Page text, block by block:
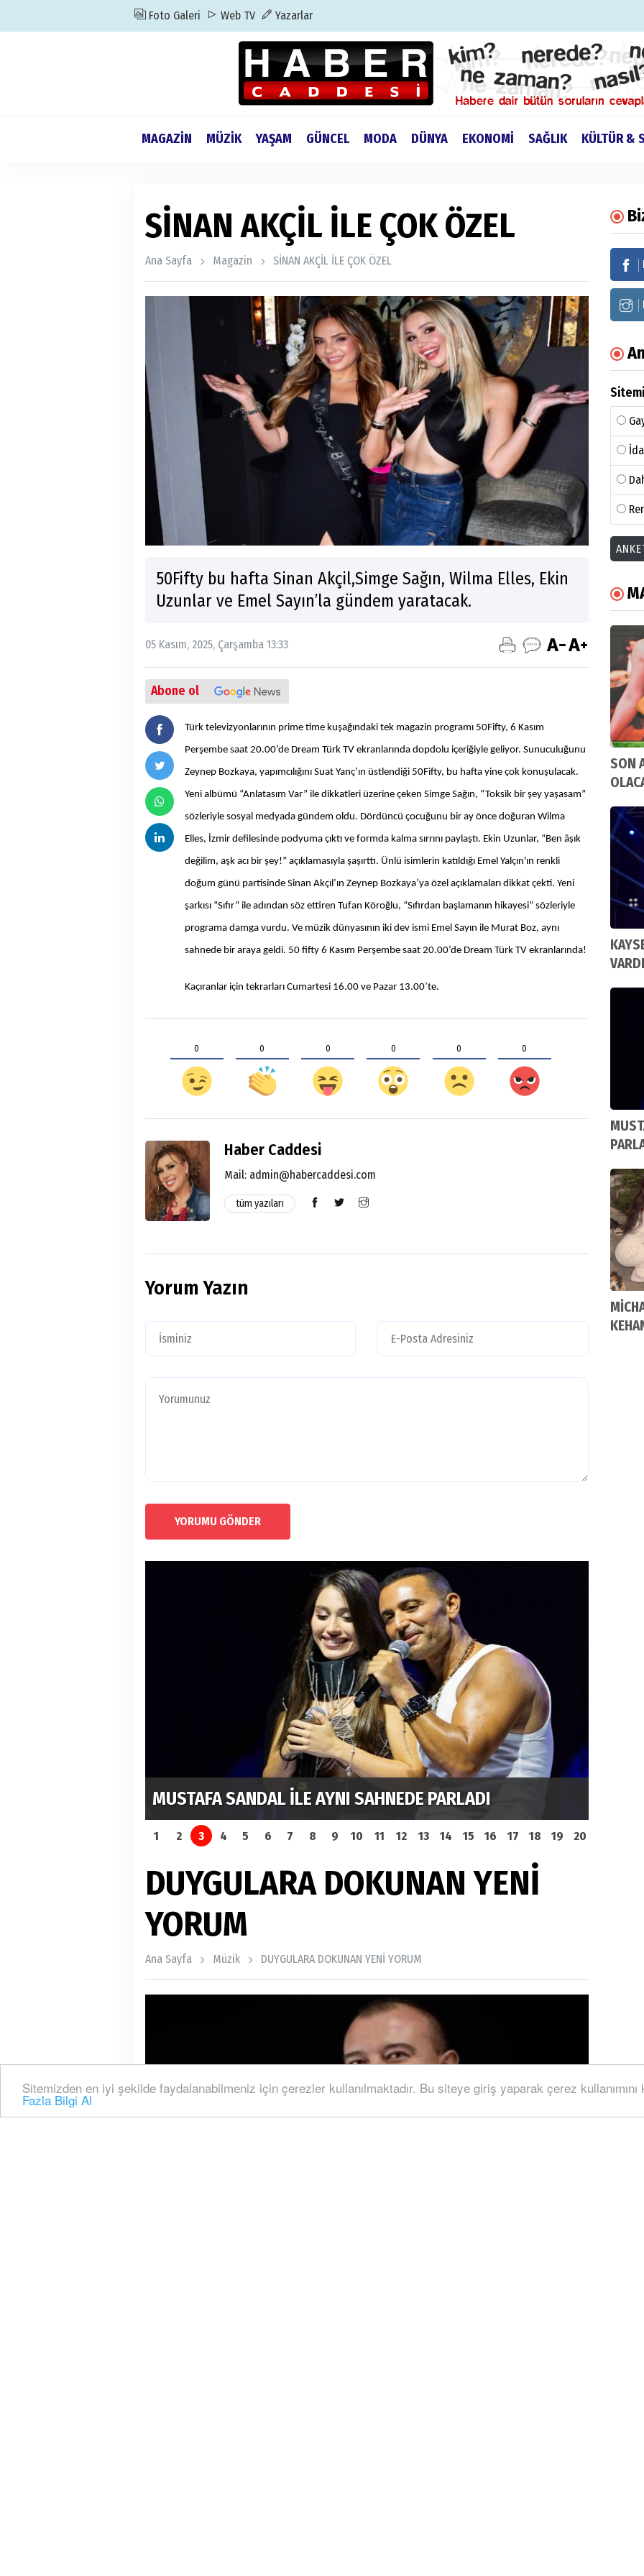
Sitemizden en iyi şekilde faydalanabilmeniz için çerezler kullanılmaktadır. Bu siteye giriş yaparak çerez kullanımını
Fazla Bilgi Al
Foto Galeri Web TV Yazarlar
MAGAZİN MÜZİK YAŞAM GÜNCEL MODA DÜNYA EKONOMİ SAĞLIK KÜLTÜR &
SİNAN AKÇİL İLE ÇOK ÖZEL
Ana Sayfa Magazin SİNAN AKÇİL İLE ÇOK ÖZEL
50Fifty bu hafta Sinan Akçil,Simge Sağın, Wilma Elles, Ekin
Uzunlar ve Emel Sayın’la gündem yaratacak.
05 Kasım, 2025, Çarşamba 13:33
Abone ol
Türk televizyonlarının prime time kuşağındaki tek magazin programı 50Fifty, 6 Kasım
Perşembe saat 20.00’de Dream Türk TV ekranlarında dopdolu içeriğiyle geliyor. Sunuculuğunu
Zeynep Bozkaya, yapımcılığını Suat Yanç’ın üstlendiği 50Fifty, bu hafta yine çok konuşulacak.
Yeni albümü “Anlatasım Var” ile dikkatleri üzerine çeken Simge Sağın, “Toksik bir şey yaşasam”
sözleriyle sosyal medyada gündem oldu. Dördüncü çocuğunu bir ay önce doğuran Wilma
Elles, İzmir defilesinde podyuma çıktı ve formda kalma sırrını paylaştı. Ekin Uzunlar, “Ben âşık
değilim, aşk acı bir şey!” açıklamasıyla şaşırttı. Ünlü isimlerin katıldığı Emel Yalçın'ın renkli
doğum günü partisinde Sinan Akçıl’ın Zeynep Bozkaya’ya özel açıklamaları dikkat çekti. Yeni
şarkısı “Sıfır” ile adından söz ettiren Tufan Köroğlu, “Sıfırdan başlamanın hikayesi” sözleriyle
programa damga vurdu. Ve müzik dünyasının iki dev ismi Emel Sayın ile Murat Boz, aynı
sahnede bir araya geldi. 50 fifty 6 Kasım Perşembe saat 20.00’de Dream Türk TV ekranlarında!
Kaçıranlar için tekrarları Cumartesi 16.00 ve Pazar 13.00’te.
0 0 0 0 0 0
Haber Caddesi
Mail: admin@habercaddesi.com
tüm yazıları
Yorum Yazın
YORUMU GÖNDER
MUSTAFA SANDAL İLE AYNI SAHNEDE PARLADI
1 2 3 4 5 6 7 8 9 10 11 12 13 14 15 16 17 18 19 20
DUYGULARA DOKUNAN YENİ
YORUM
Ana Sayfa Müzik DUYGULARA DOKUNAN YENİ YORUM
SON
VARDI